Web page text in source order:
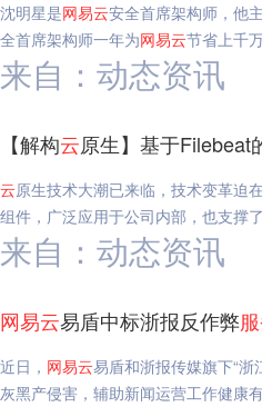
沈明星是网易云安全首席架构师，他
全首席架构师一年为网易云节省上千
来自：动态资讯
【解构云原生】基于Filebeat
云原生技术大潮已来临，技术变革迫
组件，广泛应用于公司内部，也支撑
来自：动态资讯
网易云易盾中标浙报反作弊
近日， 网易云易盾和浙报传媒旗下“
灰黑产侵害，辅助新闻运营工作健康